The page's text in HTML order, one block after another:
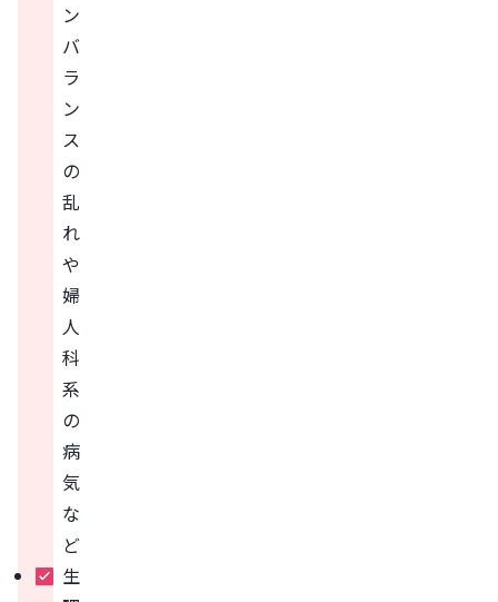
ン
バ
ラ
ン
ス
の
乱
れ
や
婦
人
科
系
の
病
気
な
ど
生